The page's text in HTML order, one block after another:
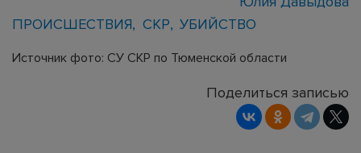
ПРОИСШЕСТВИЯ
СКР УБИЙСТВО
Источник фото: СУ СКР по Тюменской области
Поделиться записью